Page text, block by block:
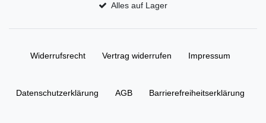
Alles auf Lager
Widerrufs­recht Vertrag widerrufen Impressum
Daten­schutz­erklärung AGB Barrierefreiheitserklärung